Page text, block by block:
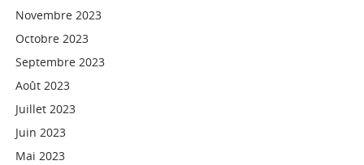
Novembre 2023
Octobre 2023
Septembre 2023
Août 2023
Juillet 2023
Juin 2023
Mai 2023